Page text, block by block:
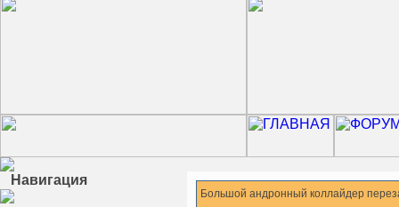
Навигация
Большой андронный коллайдер